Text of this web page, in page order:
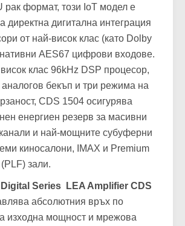
линияCinema Digital Series
4х1500W мощност в
рак формат, този IoT модел е
директна дигитална интеграция
от най-висок клас (като Dolby
AES67 цифрови входове.
клас 96kHz DSP процесор,
бекъп и три режима на
CDS 1504 осигурява
енергиен резерв за масивни
и най-мощните субуферни
зали.
SeriesLEA Amplifier CDS